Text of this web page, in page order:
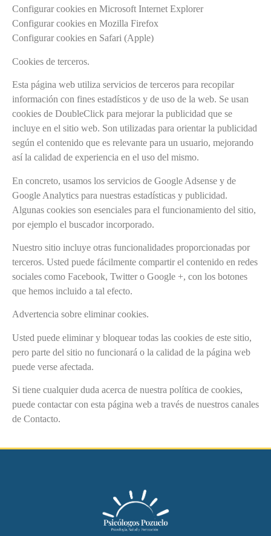
Configurar cookies en Microsoft Internet Explorer
Configurar cookies en Mozilla Firefox
Configurar cookies en Safari (Apple)
Cookies de terceros.
Esta página web utiliza servicios de terceros para recopilar
información con fines estadísticos y de uso de la web. Se usan
cookies de DoubleClick para mejorar la publicidad que se
incluye en el sitio web. Son utilizadas para orientar la publicidad
según el contenido que es relevante para un usuario, mejorando
así la calidad de experiencia en el uso del mismo.
En concreto, usamos los servicios de Google Adsense y de
Google Analytics para nuestras estadísticas y publicidad.
Algunas cookies son esenciales para el funcionamiento del sitio,
por ejemplo el buscador incorporado.
Nuestro sitio incluye otras funcionalidades proporcionadas por
terceros. Usted puede fácilmente compartir el contenido en redes
sociales como Facebook, Twitter o Google +, con los botones
que hemos incluido a tal efecto.
Advertencia sobre eliminar cookies.
Usted puede eliminar y bloquear todas las cookies de este sitio,
pero parte del sitio no funcionará o la calidad de la página web
puede verse afectada.
Si tiene cualquier duda acerca de nuestra política de cookies,
puede contactar con esta página web a través de nuestros canales
de Contacto.